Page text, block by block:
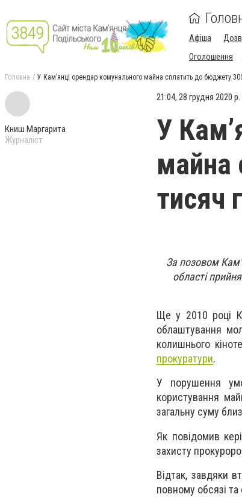
Афіша
Оголошення
Головна У Кам’янці орендар комунального майна сплатить до бюджету
Книш Маргарита
Журналіст
21:04, 28 грудня 2020 р.
У
майна
тисяч
За позовом
області
Ще у 2010 році
облаштування
колишнього
прокуратури.
У порушення
користування
загальну суму
Як повідомив
захисту
Відтак, завдяки
повному обсязі